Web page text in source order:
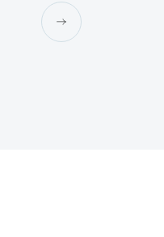
W杯での頑張りにとても感動
これまで以上に夢や希望に溢
ています♪